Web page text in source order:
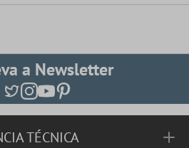
a Newsletter
TÉCNICA